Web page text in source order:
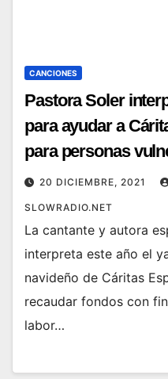
CANCIONES
Pastora Soler
para ayudar a
para personas
20 DICIEMBRE, 2021
SLOWRADIO.NET
La cantante y autora
interpreta este año el
navideño de Cáritas
recaudar fondos con
labor…